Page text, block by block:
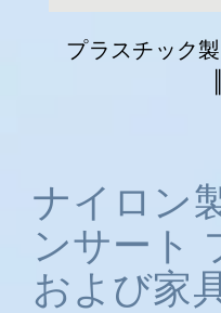
プラスチック
ナイロン
ンサート
および家